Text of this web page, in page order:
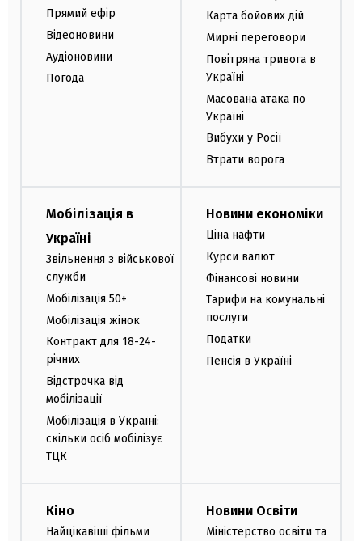
Прямий ефір
Відеоновини
Аудіоновини
Погода
Карта бойових дій
Мирні переговори
Повітряна тривога в
Україні
Масована атака по
Україні
Вибухи у Росії
Втрати ворога
Мобілізація в
Україні
Звільнення з військової
служби
Мобілізація 50+
Мобілізація жінок
Контракт для 18-24-
річних
Відстрочка від
мобілізації
Мобілізація в Україні:
скільки осіб мобілізує
ТЦК
Новини економіки
Ціна нафти
Курси валют
Фінансові новини
Тарифи на комунальні
послуги
Податки
Пенсія в Україні
Кіно
Найцікавіші фільми
Новини Освіти
Міністерство освіти та